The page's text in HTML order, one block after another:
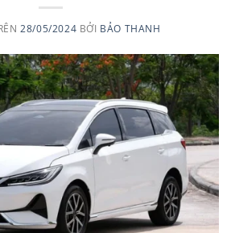
28/05/2024 BỞI BẢO THANH